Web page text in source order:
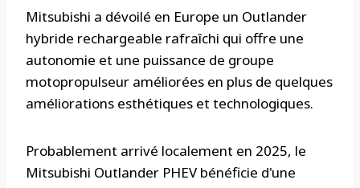
Mitsubishi a dévoilé en Europe un Outlander
hybride rechargeable rafraîchi qui offre une
autonomie et une puissance de groupe
motopropulseur améliorées en plus de quelques
améliorations esthétiques et technologiques.
Probablement arrivé localement en 2025, le
Mitsubishi Outlander PHEV bénéficie d'une